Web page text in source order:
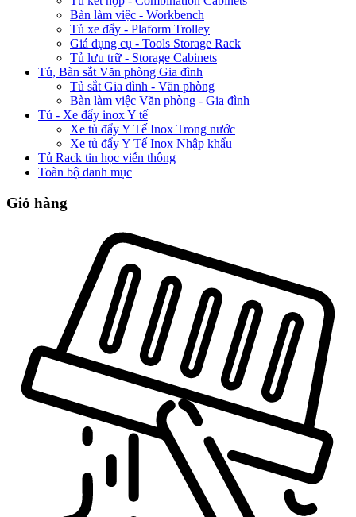
Bàn làm việc - Workbench
Tủ xe đẩy - Plaform Trolley
Giá dụng cụ - Tools Storage Rack
Tủ lưu trữ - Storage Cabinets
Tủ, Bàn sắt Văn phòng Gia đình
Tủ sắt Gia đình - Văn phòng
Bàn làm việc Văn phòng - Gia đình
Tủ - Xe đẩy inox Y tế
Xe tủ đẩy Y Tế Inox Trong nước
Xe tủ đẩy Y Tế Inox Nhập khẩu
Tủ Rack tin học viễn thông
Toàn bộ danh mục
Giỏ hàng